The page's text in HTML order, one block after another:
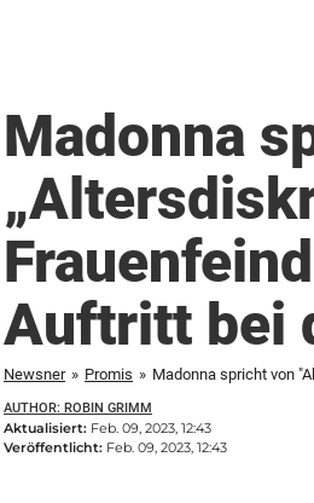
Madonna
Auftritt bei
Newsner » Promis » Madonna spricht von
AUTHOR: ROBIN GRIMM
Aktualisiert: Feb. 09, 2023, 12:43
Veröffentlicht: Feb. 09, 2023, 12:43